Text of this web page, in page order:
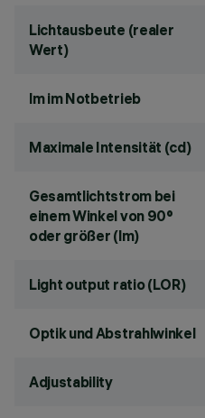
Lichtausbeute (realer
Wert)
lm im Notbetrieb
Maximale Intensität (cd)
Gesamtlichtstrom bei
einem Winkel von 90°
oder größer (lm)
Light output ratio (LOR)
Optik und Abstrahlwinkel
Adjustability